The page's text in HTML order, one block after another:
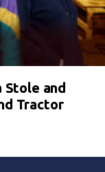
Stole and
Tractor